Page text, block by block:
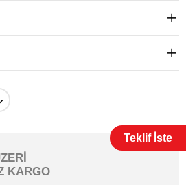
Teklif İste
KARGO